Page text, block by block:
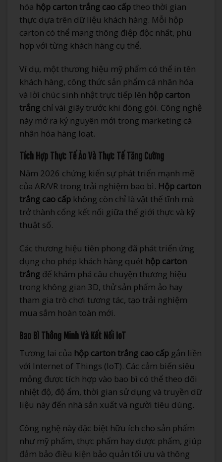
hóa hộp carton trắng cao cấp theo thời gian
thực dựa trên dữ liệu khách hàng. Mỗi hộp
carton có thể mang thông điệp độc nhất, phù
hợp với từng khách hàng cụ thể.
Ví dụ, một thương hiệu mỹ phẩm có thể in tên
khách hàng, công thức sản phẩm cá nhân hóa
và lời chúc sinh nhật trực tiếp lên hộp carton
trắng chỉ vài giây trước khi đóng gói. Công nghệ
này mở ra kỷ nguyên mới trong marketing cá
nhân hóa hàng loạt.
Tích Hợp Thực Tế Ảo Và Thực Tế Tăng Cường
Năm 2026 chứng kiến sự phát triển mạnh mẽ
của AR/VR trong trải nghiệm bao bì. Hộp carton
trắng cao cấp không còn chỉ là vật thể tĩnh mà
trở thành cổng kết nối giữa thế giới thực và kỹ
thuật số.
Các thương hiệu tiên phong đã phát triển ứng
dụng cho phép khách hàng quét hộp carton
trắng để khám phá câu chuyện thương hiệu
trong không gian 3D, thử sản phẩm ảo hay
tham gia trò chơi tương tác, tạo trải nghiệm
mua sắm hoàn toàn mới.
Bao Bì Thông Minh Và Kết Nối IoT
Tương lai của hộp carton trắng cao cấp gắn liền
với Internet of Things (IoT). Các cảm biến siêu
mỏng được tích hợp vào bao bì có thể theo dõi
nhiệt độ, độ ẩm, thời gian sử dụng và truyền dữ
liệu này đến nhà sản xuất và người tiêu dùng.
Công nghệ này đặc biệt hữu ích cho sản phẩm
như mỹ phẩm, thực phẩm hay dược phẩm, giúp
đảm bảo điều kiện bảo quản tối ưu và thông